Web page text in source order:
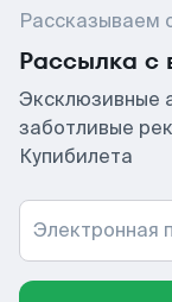
Рассказываем
Рассылка с
Эксклюзивные
заботливые
Купибилета
Электронная